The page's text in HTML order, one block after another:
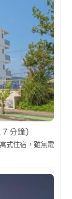
7 分鐘)
式住宿，雖無電